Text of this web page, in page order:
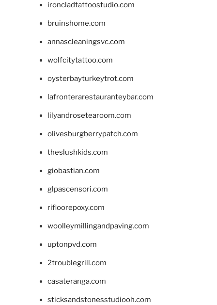
ironcladtattoostudio.com
bruinshome.com
annascleaningsvc.com
wolfcitytattoo.com
oysterbayturkeytrot.com
lafronterarestauranteybar.com
lilyandrosetearoom.com
olivesburgberrypatch.com
theslushkids.com
giobastian.com
glpascensori.com
rifloorepoxy.com
woolleymillingandpaving.com
uptonpvd.com
2troublegrill.com
casateranga.com
sticksandstonesstudiooh.com